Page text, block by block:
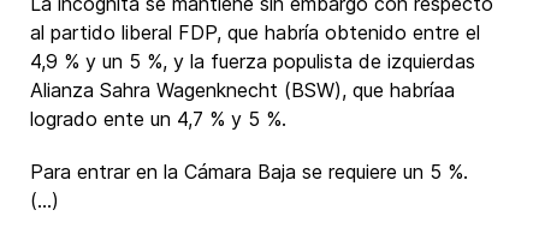
al partido liberal FDP, que habría obtenido entre el
4,9 % y un 5 %, y la fuerza populista de izquierdas
Alianza Sahra Wagenknecht (BSW), que habríaa
logrado ente un 4,7 % y 5 %.
Para entrar en la Cámara Baja se requiere un 5 %.
(...)